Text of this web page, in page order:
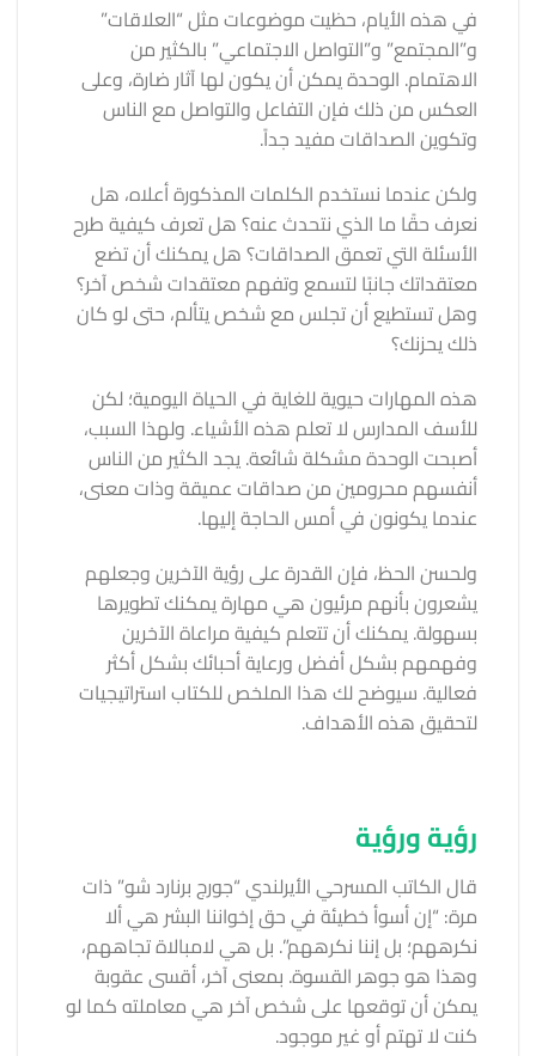
في هذه الأيام، حظيت موضوعات مثل “العلاقات”
و”المجتمع” و”التواصل الاجتماعي” بالكثير من
الاهتمام. الوحدة يمكن أن يكون لها آثار ضارة، وعلى
العكس من ذلك فإن التفاعل والتواصل مع الناس
وتكوين الصداقات مفيد جداً.
ولكن عندما نستخدم الكلمات المذكورة أعلاه، هل
نعرف حقًا ما الذي نتحدث عنه؟ هل تعرف كيفية طرح
الأسئلة التي تعمق الصداقات؟ هل يمكنك أن تضع
معتقداتك جانبًا لتسمع وتفهم معتقدات شخص آخر؟
وهل تستطيع أن تجلس مع شخص يتألم، حتى لو كان
ذلك يحزنك؟
هذه المهارات حيوية للغاية في الحياة اليومية؛ لكن
للأسف المدارس لا تعلم هذه الأشياء. ولهذا السبب،
أصبحت الوحدة مشكلة شائعة. يجد الكثير من الناس
أنفسهم محرومين من صداقات عميقة وذات معنى،
عندما يكونون في أمس الحاجة إليها.
ولحسن الحظ، فإن القدرة على رؤية الآخرين وجعلهم
يشعرون بأنهم مرئيون هي مهارة يمكنك تطويرها
بسهولة. يمكنك أن تتعلم كيفية مراعاة الآخرين
وفهمهم بشكل أفضل ورعاية أحبائك بشكل أكثر
فعالية. سيوضح لك هذا الملخص للكتاب استراتيجيات
لتحقيق هذه الأهداف.
رؤية ورؤية
قال الكاتب المسرحي الأيرلندي “جورج برنارد شو” ذات
مرة: “إن أسوأ خطيئة في حق إخواننا البشر هي ألا
نكرههم؛ بل إننا نكرههم”. بل هي لامبالاة تجاههم،
وهذا هو جوهر القسوة. بمعنى آخر، أقسى عقوبة
يمكن أن توقعها على شخص آخر هي معاملته كما لو
كنت لا تهتم أو غير موجود.